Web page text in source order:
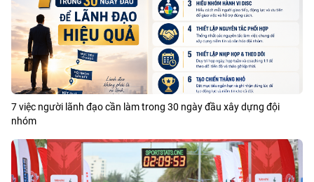
7 việc người lãnh đạo cần làm trong 30 ngày đầu xây dựng đội
nhóm